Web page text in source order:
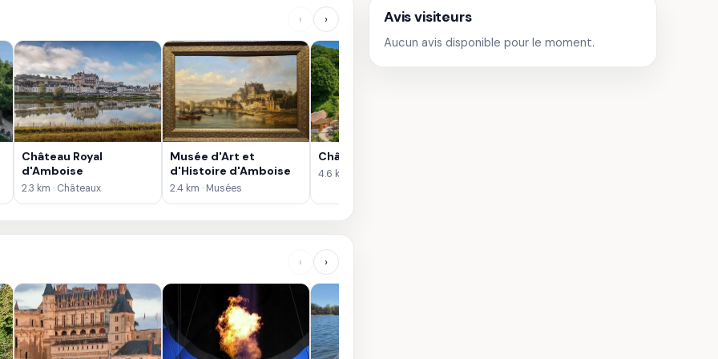
‹ ›
Château Royal
d'Amboise
2.3 km · Châteaux
Musée d'Art et
d'Histoire d'Amboise
2.4 km · Musées
Château de Pray
4.6 km · Châteaux
‹ ›
Avis visiteurs
Aucun avis disponible pour le moment.